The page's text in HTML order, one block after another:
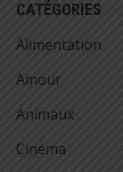
CATÉGORIES
Alimentation
Amour
Animaux
Cinéma